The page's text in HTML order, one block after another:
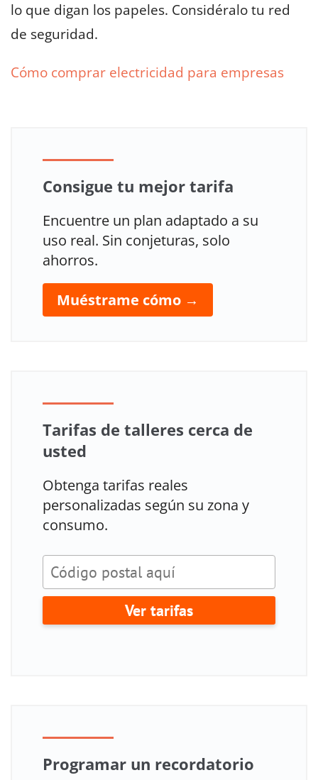
lo que digan los papeles. Considéralo tu red
de seguridad.
Cómo comprar electricidad para empresas
Consigue tu mejor tarifa
Encuentre un plan adaptado a su
uso real. Sin conjeturas, solo
ahorros.
Muéstrame cómo →
Tarifas de talleres cerca de
usted
Obtenga tarifas reales
personalizadas según su zona y
consumo.
Ver tarifas
Programar un recordatorio